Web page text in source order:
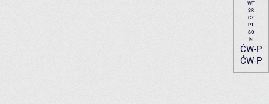
WT
ŚR
CZ
PT
SO
N
ĆW-P
ĆW-P